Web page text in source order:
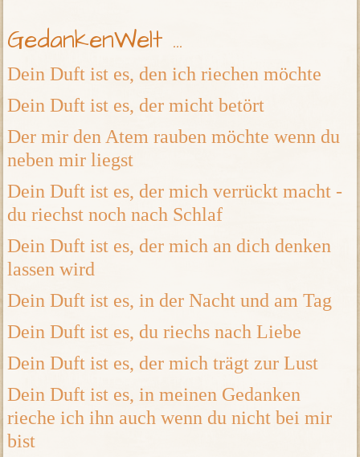
GedankenWelt ...
Dein Duft ist es, den ich riechen möchte
Dein Duft ist es, der micht betört
Der mir den Atem rauben möchte wenn du
neben mir liegst
Dein Duft ist es, der mich verrückt macht -
du riechst noch nach Schlaf
Dein Duft ist es, der mich an dich denken
lassen wird
Dein Duft ist es, in der Nacht und am Tag
Dein Duft ist es, du riechs nach Liebe
Dein Duft ist es, der mich trägt zur Lust
Dein Duft ist es, in meinen Gedanken
rieche ich ihn auch wenn du nicht bei mir
bist